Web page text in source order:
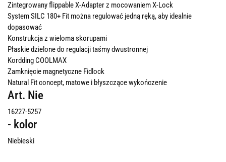
Zintegrowany flippable X-Adapter z mocowaniem X-Lock
System SILC 180+ Fit można regulować jedną ręką, aby idealnie
dopasować
Konstrukcja z wieloma skorupami
Płaskie dzielone do regulacji taśmy dwustronnej
Kordding COOLMAX
Zamknięcie magnetyczne Fidlock
Natural Fit concept, matowe i błyszczące wykończenie
Art. Nie
16227-5257
- kolor
Niebieski